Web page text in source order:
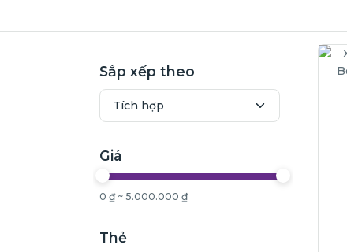
Sắp xếp theo
Giá
0 ₫ ~ 5.000.000 ₫
Thẻ